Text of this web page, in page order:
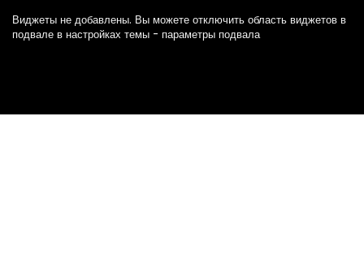
Виджеты не добавлены. Вы можете отключить область виджетов в
подвале в настройках темы - параметры подвала